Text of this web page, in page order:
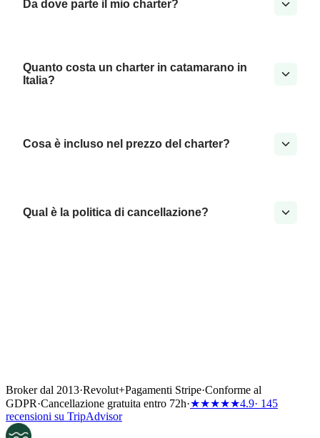
Da dove parte il mio charter?
Quanto costa un charter in catamarano in
Italia?
Cosa è incluso nel prezzo del charter?
Qual è la politica di cancellazione?
Broker dal 2013·Revolut+Pagamenti Stripe·Conforme al
GDPR·Cancellazione gratuita entro 72h·★★★★★4.9· 145
recensioni su TripAdvisor